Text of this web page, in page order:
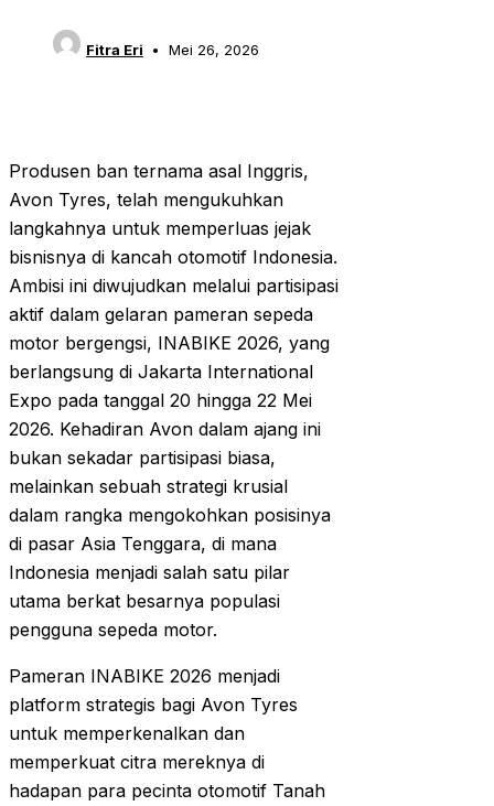
Fitra Eri Mei 26, 2026
Produsen ban ternama asal Inggris,
Avon Tyres, telah mengukuhkan
langkahnya untuk memperluas jejak
bisnisnya di kancah otomotif Indonesia.
Ambisi ini diwujudkan melalui partisipasi
aktif dalam gelaran pameran sepeda
motor bergengsi, INABIKE 2026, yang
berlangsung di Jakarta International
Expo pada tanggal 20 hingga 22 Mei
2026. Kehadiran Avon dalam ajang ini
bukan sekadar partisipasi biasa,
melainkan sebuah strategi krusial
dalam rangka mengokohkan posisinya
di pasar Asia Tenggara, di mana
Indonesia menjadi salah satu pilar
utama berkat besarnya populasi
pengguna sepeda motor.
Pameran INABIKE 2026 menjadi
platform strategis bagi Avon Tyres
untuk memperkenalkan dan
memperkuat citra mereknya di
hadapan para pecinta otomotif Tanah